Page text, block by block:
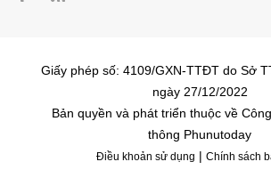
Giấy phép số: 4109/GXN-TTĐT do Sở
ngày 27/12/2022
Bản quyền và phát triển thuộc về
thông Phunutoday
Điều khoản sử dụng | Chính sách